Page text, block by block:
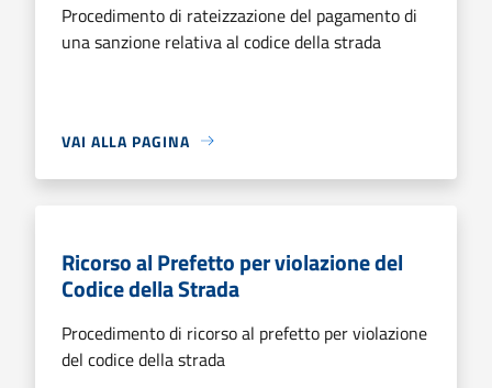
Procedimento di rateizzazione del pagamento di
una sanzione relativa al codice della strada
VAI ALLA PAGINA
Ricorso al Prefetto per violazione del
Codice della Strada
Procedimento di ricorso al prefetto per violazione
del codice della strada